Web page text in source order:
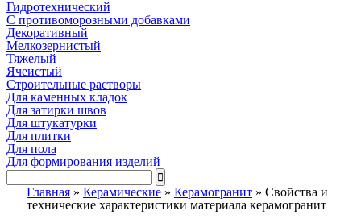
Гидротехнический
C противоморозными добавками
Декоративный
Мелкозернистый
Тяжелый
Ячеистый
Строительные растворы
Для каменных кладок
Для затирки швов
Для штукатурки
Для плитки
Для пола
Для формирования изделий
Главная » Керамические » Керамогранит » Свойства и
технические характеристики материала керамогранит